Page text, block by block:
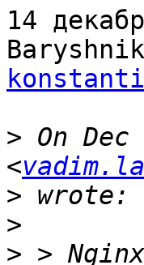
14
> On
<
>
>
>